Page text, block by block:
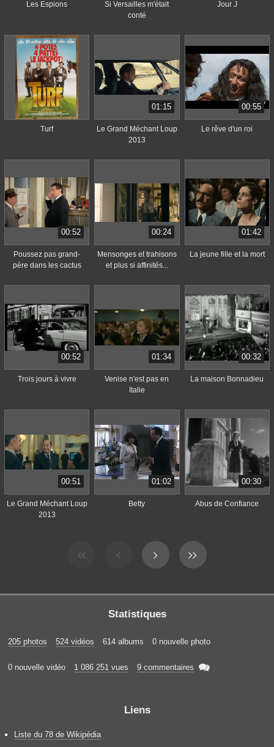
Les Espions
Si Versailles m'était
conté
Jour J
Turf
01:15
Le Grand Méchant Loup
2013
00:55
Le rêve d'un roi
00:52
Poussez pas grand-
père dans les cactus
00:24
Mensonges et trahisons
et plus si affinités...
01:42
La jeune fille et la mort
00:52
Trois jours à vivre
01:34
Venise n'est pas en
Italie
00:32
La maison Bonnadieu
00:51
Le Grand Méchant Loup
2013
01:02
Betty
00:30
Abus de Confiance
Statistiques
205 photos 524 vidéos 614 albums 0 nouvelle photo
0 nouvelle vidéo 1 086 251 vues 9 commentaires 
Liens
Liste du 78 de Wikipédia